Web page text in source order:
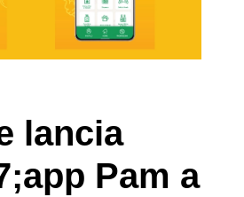
lancia
Pam a